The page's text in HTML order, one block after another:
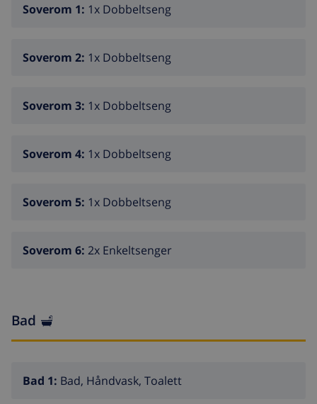
Soverom 1: 1x Dobbeltseng
Soverom 2: 1x Dobbeltseng
Soverom 3: 1x Dobbeltseng
Soverom 4: 1x Dobbeltseng
Soverom 5: 1x Dobbeltseng
Soverom 6: 2x Enkeltsenger
Bad
Bad 1: Bad, Håndvask, Toalett